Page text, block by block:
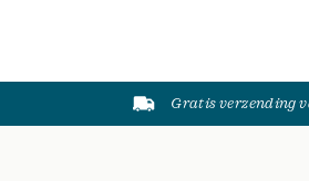
Gratis verzending